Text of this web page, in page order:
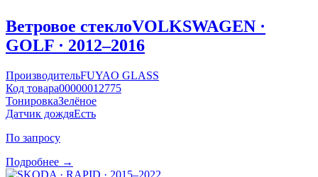
Ветровое стеклоVOLKSWAGEN ·
GOLF · 2012–2016
ПроизводительFUYAO GLASS
Код товара00000012775
ТонировкаЗелёное
Датчик дождяЕсть
По запросу
Подробнее →